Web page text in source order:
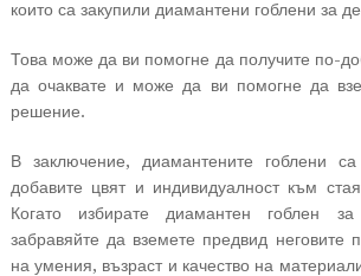
които са закупили диамантени гоблени за
Това може да ви помогне да получите по-
да очаквате и може да ви помогне да
решение.
В заключение, диамантените гоблени
добавите цвят и индивидуалност към
Когато избирате диамантен гоблен
забравяйте да вземете предвид неговите
на умения, възраст и качество на